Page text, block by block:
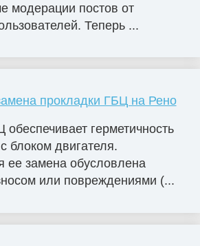
модерации постов от
Теперь ...
прокладки ГБЦ на Рено
герметичность
блоком двигателя.
ее замена обусловлена
или повреждениями (...